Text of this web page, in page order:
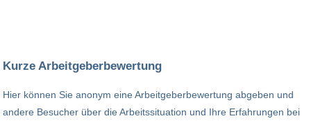
Kurze Arbeitgeberbewertung
Hier können Sie anonym eine Arbeitgeberbewertung abgeben und
andere Besucher über die Arbeitssituation und Ihre Erfahrungen bei